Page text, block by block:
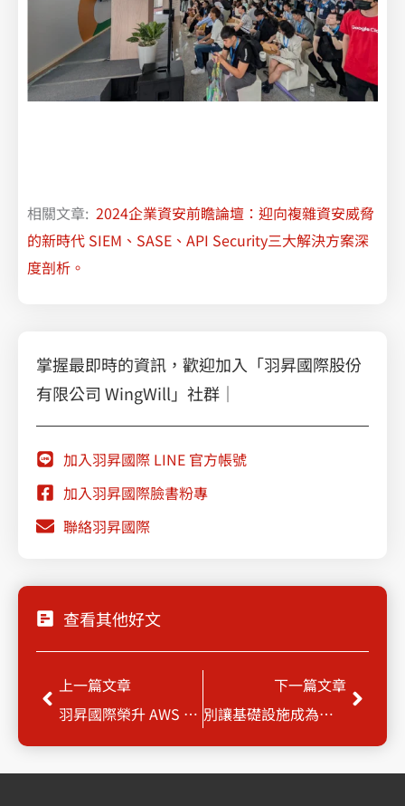
相關文章: 2024企業資安前瞻論壇：迎向複雜資安威脅
的新時代 SIEM、SASE、API Security三大解決方案深
度剖析。
掌握最即時的資訊，歡迎加入「羽昇國際股份
有限公司 WingWill」社群｜
加入羽昇國際 LINE 官方帳號
加入羽昇國際臉書粉專
聯絡羽昇國際
查看其他好文
Prev上一篇文章
羽昇國際榮升 AWS 進階級合作夥伴：再創雲端服務新里程碑
下一篇文章
別讓基礎設施成為您的負擔
Next